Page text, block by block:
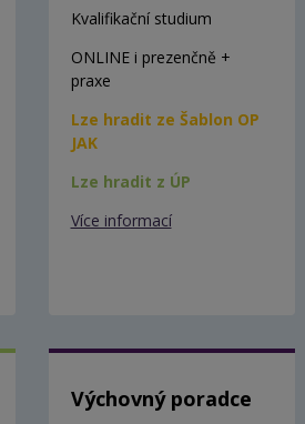
Kvalifikační studium
ONLINE i prezenčně +
praxe
Lze hradit ze Šablon OP
JAK
Lze hradit z ÚP
Více informací
Výchovný poradce